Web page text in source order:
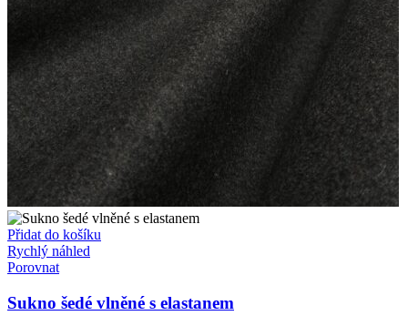
Přidat do košíku
Rychlý náhled
Porovnat
Sukno šedé vlněné s elastanem